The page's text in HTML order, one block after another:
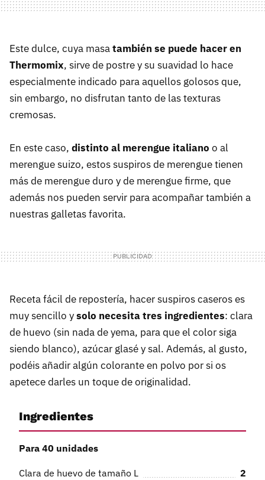
Este dulce, cuya masatambién se puede hacer en
Thermomix, sirve de postre y su suavidad lo hace
especialmente indicado para aquellos golosos que,
sin embargo, no disfrutan tanto de las texturas
cremosas.
En este caso, distinto al merengue italiano o al
merengue suizo, estos suspiros de merengue tienen
más de merengue duro y de merengue firme, que
además nos pueden servir para acompañar también a
nuestras galletas favorita.
Receta fácil de repostería, hacer suspiros caseros es
muy sencillo ysolo necesita tres ingredientes: clara
de huevo (sin nada de yema, para que el color siga
siendo blanco), azúcar glasé y sal. Además, al gusto,
podéis añadir algún colorante en polvo por si os
apetece darles un toque de originalidad.
Ingredientes
Para 40 unidades
Clara de huevo de tamaño L
2